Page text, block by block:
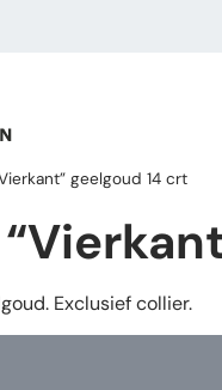
geelgoud 14 crt
Exclusief collier.